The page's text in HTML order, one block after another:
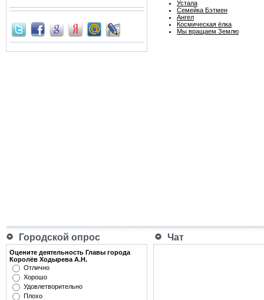
Устала
Семейка Бэтмен
Ангел
Космическая ёлка
Мы вращаем Землю
Городской опрос Чат
Оцените деятельность Главы города
Королёв Ходырева А.Н.
Отлично
Хорошо
Удовлетворительно
Плохо